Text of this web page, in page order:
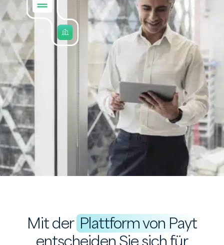
Mit der Plattform von Payt
entscheiden Sie sich für